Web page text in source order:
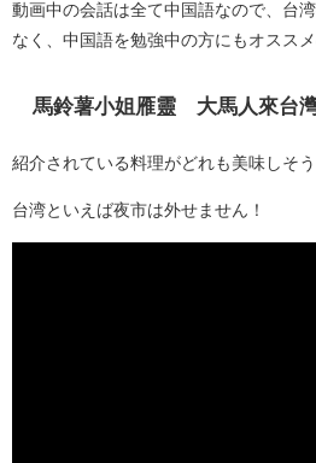
動画中の会話は全て中国語なので、台
なく、中国語を勉強中の方にもオススメ
馬鈴薯小姐雁靈 大馬人來台
紹介されている料理がどれも美味しそう
台湾といえば夜市は外せません！